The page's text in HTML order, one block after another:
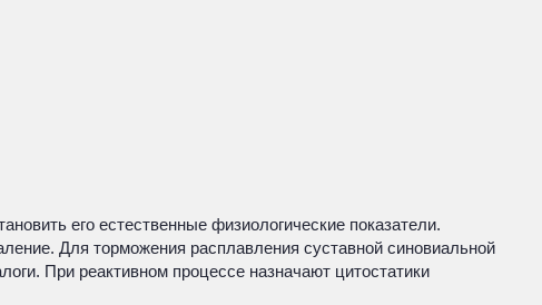
его естественные физиологические показатели.
Для торможения расплавления суставной синовиальной
При реактивном процессе назначают цитостатики